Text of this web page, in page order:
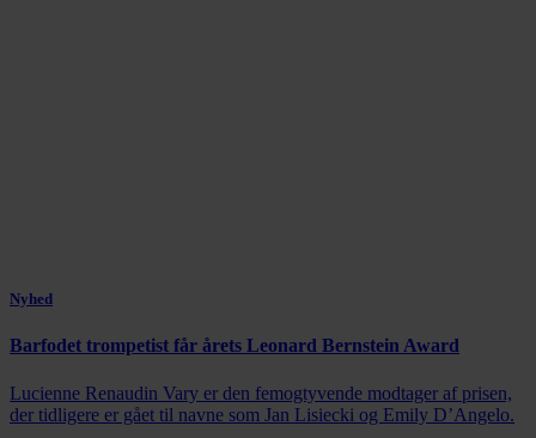
Nyhed
Barfodet trompetist får årets Leonard Bernstein Award
Lucienne Renaudin Vary er den femogtyvende modtager af prisen,
der tidligere er gået til navne som Jan Lisiecki og Emily D’Angelo.